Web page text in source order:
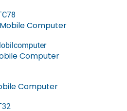
Computer
Computer
Computer